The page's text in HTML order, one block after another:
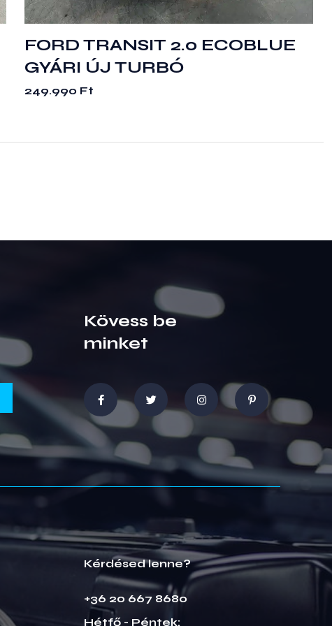
FORD TRANSIT 2.0 ECOBLUE
GYÁRI ÚJ TURBÓ
249.990 Ft
Kövess be
minket
Kérdésed lenne?
+36 20 667 8680
Hétfő - Péntek: